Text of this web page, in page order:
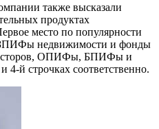
также высказали
продуктах
место по популярности
недвижимости и фонды
ОПИФы, БПИФы и
й строчках соответственно.